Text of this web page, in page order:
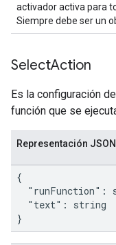
activador activa para
Siempre debe ser un
SelectAction
Es la configuración
función que se
Representación JSON
{
"runFunction":
  "text": string
}